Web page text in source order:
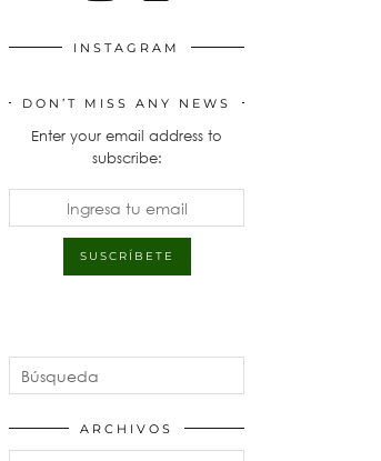
INSTAGRAM
DON’T MISS ANY NEWS
Enter your email address to
subscribe:
ARCHIVOS